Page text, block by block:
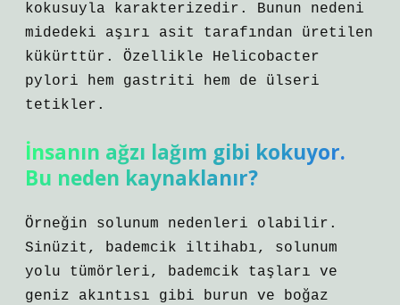
kokusuyla karakterizedir. Bunun nedeni
midedeki aşırı asit tarafından üretilen
kükürttür. Özellikle Helicobacter
pylori hem gastriti hem de ülseri
tetikler.
İnsanın ağzı lağım gibi kokuyor.
Bu neden kaynaklanır?
Örneğin solunum nedenleri olabilir.
Sinüzit, bademcik iltihabı, solunum
yolu tümörleri, bademcik taşları ve
geniz akıntısı gibi burun ve boğaz